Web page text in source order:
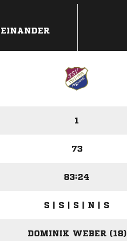
1
73
83:24
S | S | S | N | S
DOMINIK WEBER (18)